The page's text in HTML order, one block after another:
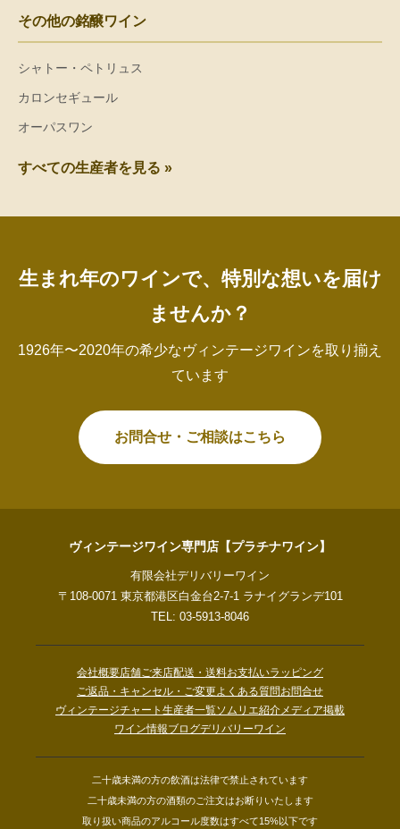
その他の銘醸ワイン
シャトー・ペトリュス
カロンセギュール
オーパスワン
すべての生産者を見る »
生まれ年のワインで、特別な想いを届け
ませんか？
1926年〜2020年の希少なヴィンテージワインを取り揃え
ています
お問合せ・ご相談はこちら
ヴィンテージワイン専門店【プラチナワイン】
有限会社デリバリーワイン
〒108-0071 東京都港区白金台2-7-1 ラナイグランデ101
TEL: 03-5913-8046
会社概要店舗ご来店配送・送料お支払いラッピング
ご返品・キャンセル・ご変更よくある質問お問合せ
ヴィンテージチャート 生産者一覧ソムリエ紹介メディア掲載
ワイン情報ブログデリバリーワイン
二十歳未満の方の飲酒は法律で禁止されています
二十歳未満の方の酒類のご注文はお断りいたします
取り扱い商品のアルコール度数はすべて15%以下です